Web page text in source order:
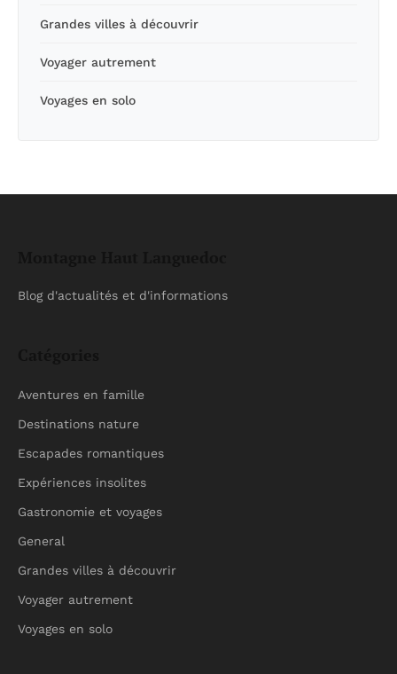
Grandes villes à découvrir
Voyager autrement
Voyages en solo
Blog d'actualités et d'informations
Aventures en famille
Destinations nature
Escapades romantiques
Expériences insolites
Gastronomie et voyages
General
Grandes villes à découvrir
Voyager autrement
Voyages en solo